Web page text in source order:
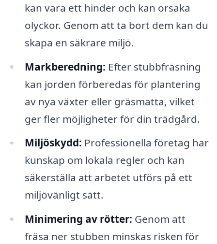
kan vara ett hinder och kan orsaka
olyckor. Genom att ta bort dem kan du
skapa en säkrare miljö.
Markberedning: Efter stubbfräsning
kan jorden förberedas för plantering
av nya växter eller gräsmatta, vilket
ger fler möjligheter för din trädgård.
Miljöskydd: Professionella företag har
kunskap om lokala regler och kan
säkerställa att arbetet utförs på ett
miljövänligt sätt.
Minimering av rötter: Genom att
fräsa ner stubben minskas risken för